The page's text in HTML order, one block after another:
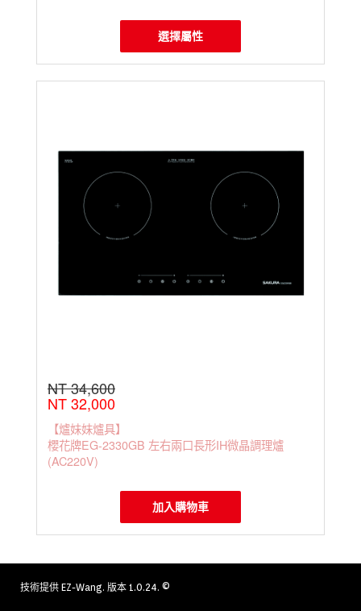
選擇屬性
NT 34,600
NT 32,000
【爐妹妹爐具】
櫻花牌EG-2330GB 左右兩口長形IH微晶調理爐
(AC220V)
加入購物車
技術提供 EZ-Wang. 版本 1.0.24. ©